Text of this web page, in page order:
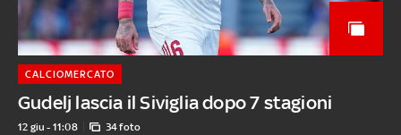
Gudelj lascia il Siviglia dopo 7 stagioni
CALCIOMERCATO
12 giu - 11:08 34 foto